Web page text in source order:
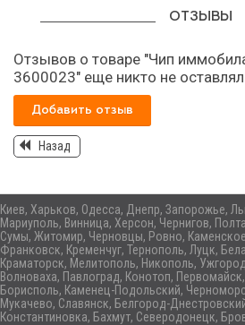
ОТЗЫВЫ
Отзывов о товаре "Чип
3600023" еще никто не
Добавить отзыв
Назад
Киев, Харьков, Одесса, Днепр, Запорожье,
Мариуполь, Винница, Херсон, Чернигов,
Сумы, Житомир, Черновцы, Ровно,
Франковск, Кременчуг, Тернополь, Луцк,
Краматорск, Мелитополь, Никополь,
Волноваха, Павлоград, Конотоп,
Борисполь, Каменец-Подольский,
Мукачево, Славянск, Белгород-
Константиновка, Бахмут, Северодонецк,